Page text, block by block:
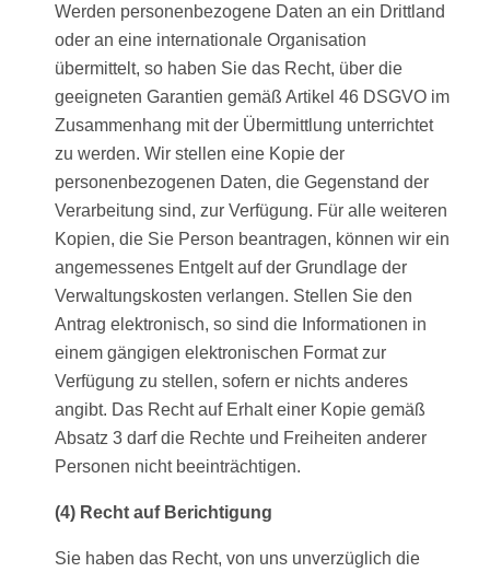
Werden personenbezogene Daten an ein Drittland
oder an eine internationale Organisation
übermittelt, so haben Sie das Recht, über die
geeigneten Garantien gemäß Artikel 46 DSGVO im
Zusammenhang mit der Übermittlung unterrichtet
zu werden. Wir stellen eine Kopie der
personenbezogenen Daten, die Gegenstand der
Verarbeitung sind, zur Verfügung. Für alle weiteren
Kopien, die Sie Person beantragen, können wir ein
angemessenes Entgelt auf der Grundlage der
Verwaltungskosten verlangen. Stellen Sie den
Antrag elektronisch, so sind die Informationen in
einem gängigen elektronischen Format zur
Verfügung zu stellen, sofern er nichts anderes
angibt. Das Recht auf Erhalt einer Kopie gemäß
Absatz 3 darf die Rechte und Freiheiten anderer
Personen nicht beeinträchtigen.
(4) Recht auf Berichtigung
Sie haben das Recht, von uns unverzüglich die